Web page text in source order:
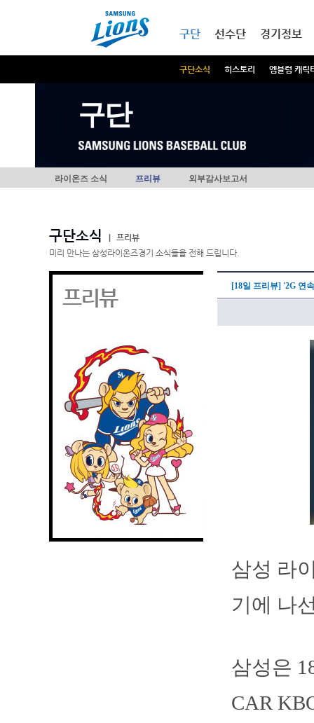
구단
구단소식 히스토리 엠블럼 캐릭
선수단 경기정보
구단
라이온즈 소식 프리뷰 외부감사보고서
구단소식
프리뷰
미리 만나는 삼성라이온즈경기 소식들을 전해 드립니다.
프리뷰 [18일 프리뷰] '2G 연
삼성 라
기에 나
삼성은
CAR